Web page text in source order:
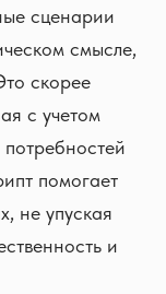
сценарии
смысле,
скорее
с учетом
помогает
не упуская
и